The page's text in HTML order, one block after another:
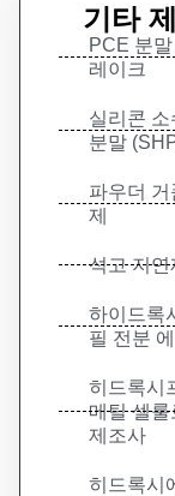
기타
PCE 분
레이크
실리콘 소
분말
파우더 거
제
석고 지연
하이드록
필 전분
히드록시
메틸 셀룰
제조사
히드록시